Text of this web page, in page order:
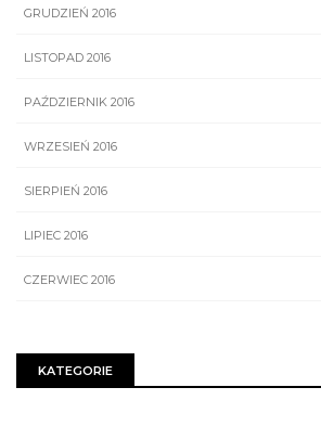
GRUDZIEŃ 2016
LISTOPAD 2016
PAŹDZIERNIK 2016
WRZESIEŃ 2016
SIERPIEŃ 2016
LIPIEC 2016
CZERWIEC 2016
KATEGORIE